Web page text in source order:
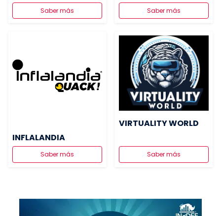
Saber más Saber más
INFLALANDIA
Saber más
VIRTUALITY WORLD
Saber más